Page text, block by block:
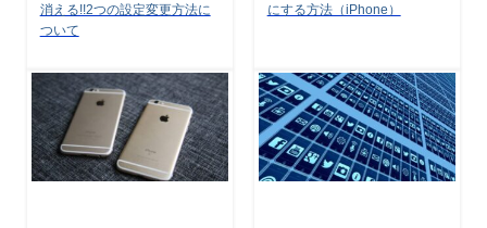
消える!!2つの設定変更方法に
ついて
にする方法（iPhone）